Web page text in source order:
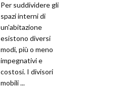
Per suddividere gli
spazi interni di
un'abitazione
esistono diversi
modi, più o meno
impegnativi e
costosi. I divisori
mobili ...